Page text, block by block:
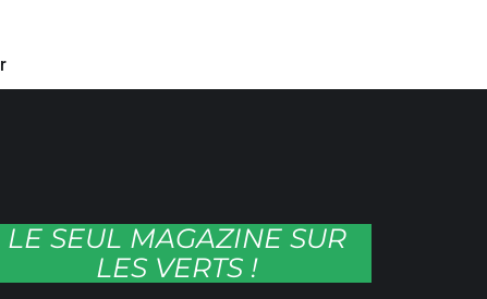
LE SEUL MAGAZINE SUR
LES VERTS !